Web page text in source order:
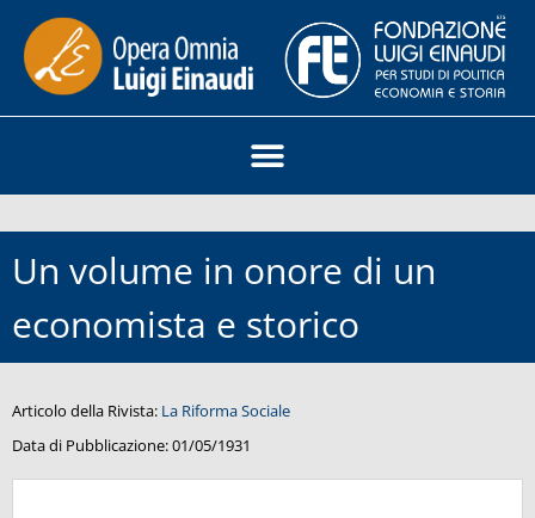
Un volume in onore di un
economista e storico
Articolo della Rivista: La Riforma Sociale
Data di Pubblicazione:01/05/1931